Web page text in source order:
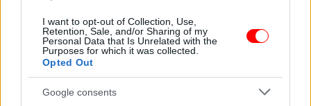
I want to opt-out of Collection, Use,
Retention, Sale, and/or Sharing of my
Personal Data that Is Unrelated with the
Purposes for which it was collected.
Opted Out
Google consents
ΕΛΛΑΔΑ 05/08/2023 09:30
Πάτρα: Ξυλοκόπησε μέχρι θανάτου τη μητέρα και
τη θεία του με 7 χρόνια διαφορά -Δύο
δολοφονίες, η υπόθεση-σοκ